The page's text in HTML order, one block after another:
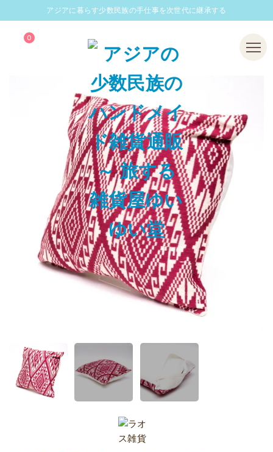
アジアに暮らす少数民族の手仕事を次世代に継承する
0 Menu